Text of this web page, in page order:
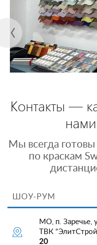
Контакты —
нами
Мы всегда готовы
по краскам
ШОУ-РУМ
МО, п. Заречье,
ТВК
20